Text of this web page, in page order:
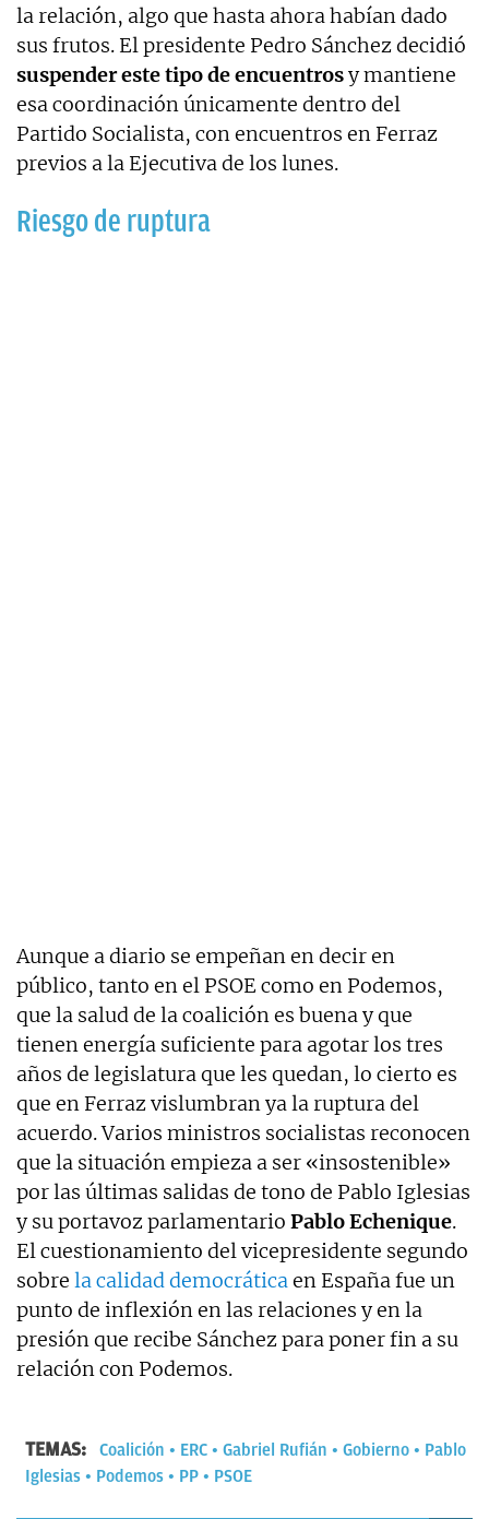
la relación, algo que hasta ahora habían dado
sus frutos. El presidente Pedro Sánchez decidió
suspender este tipo de encuentrosy mantiene
esa coordinación únicamente dentro del
Partido Socialista, con encuentros en Ferraz
previos a la Ejecutiva de los lunes.
Riesgo de ruptura
Aunque a diario se empeñan en decir en
público, tanto en el PSOE como en Podemos,
que la salud de la coalición es buena y que
tienen energía suficiente para agotar los tres
años de legislatura que les quedan, lo cierto es
que en Ferraz vislumbran ya la ruptura del
acuerdo. Varios ministros socialistas reconocen
que la situación empieza a ser «insostenible»
por las últimas salidas de tono de Pablo Iglesias
y su portavoz parlamentario Pablo Echenique.
El cuestionamiento del vicepresidente segundo
sobre la calidad democráticaen España fue un
punto de inflexión en las relaciones y en la
presión que recibe Sánchez para poner fin a su
relación con Podemos.
TEMAS: Coalición ERC Gabriel Rufián Gobierno
Pablo
Iglesias
Podemos PP PSOE